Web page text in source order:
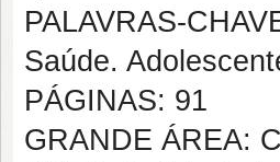
PALAVRAS-
Saúde.
PÁGINAS: 91
GRANDE ÁREA: